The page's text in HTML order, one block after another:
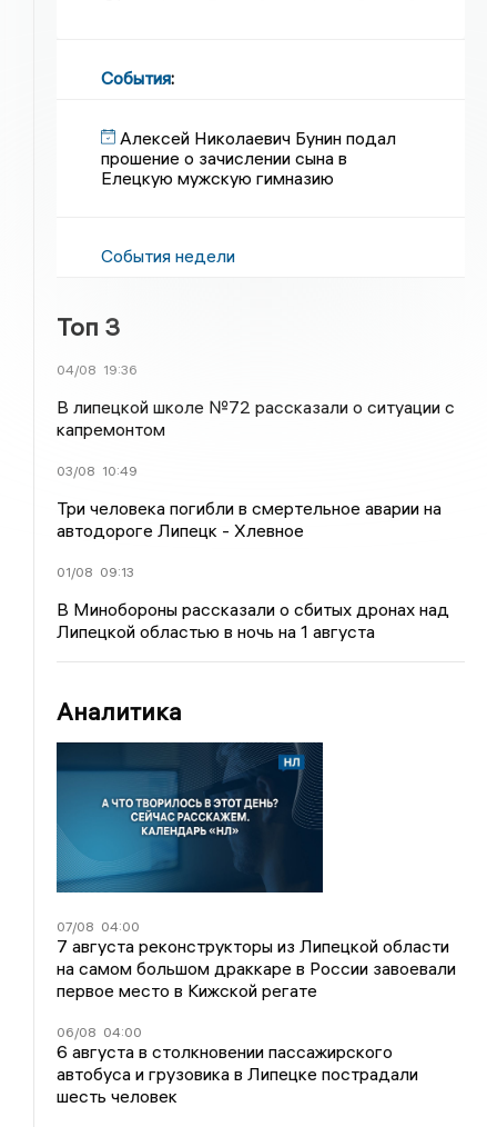
События:
Алексей Николаевич Бунин подал
прошение о зачислении сына в
Елецкую мужскую гимназию
События недели
Топ 3
04/08 19:36
В липецкой школе №72 рассказали о ситуации с
капремонтом
03/08 10:49
Три человека погибли в смертельное аварии на
автодороге Липецк - Хлевное
01/08 09:13
В Минобороны рассказали о сбитых дронах над
Липецкой областью в ночь на 1 августа
Аналитика
07/08 04:00
7 августа реконструкторы из Липецкой области
на самом большом драккаре в России завоевали
первое место в Кижской регате
06/08 04:00
6 августа в столкновении пассажирского
автобуса и грузовика в Липецке пострадали
шесть человек